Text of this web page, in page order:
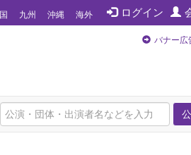
ログイン
九州 沖縄 海外
バナー広